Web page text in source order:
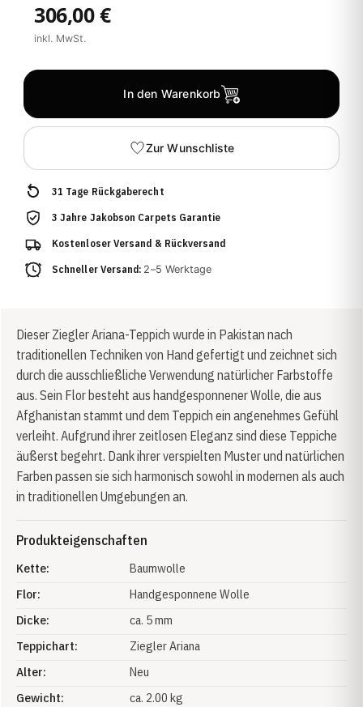
306,00 €
inkl. MwSt.
In den Warenkorb
Zur Wunschliste
31 Tage Rückgaberecht
3 Jahre Jakobson Carpets Garantie
Kostenloser Versand & Rückversand
Schneller Versand: 2–5 Werktage
Dieser Ziegler Ariana-Teppich wurde in Pakistan nach
traditionellen Techniken von Hand gefertigt und zeichnet sich
durch die ausschließliche Verwendung natürlicher Farbstoffe
aus. Sein Flor besteht aus handgesponnener Wolle, die aus
Afghanistan stammt und dem Teppich ein angenehmes Gefühl
verleiht. Aufgrund ihrer zeitlosen Eleganz sind diese Teppiche
äußerst begehrt. Dank ihrer verspielten Muster und natürlichen
Farben passen sie sich harmonisch sowohl in modernen als auch
in traditionellen Umgebungen an.
Produkteigenschaften
Kette:
Baumwolle
Flor:
Handgesponnene Wolle
Dicke:
ca. 5 mm
Teppichart:
Ziegler Ariana
Alter:
Neu
Gewicht:
ca. 2.00 kg